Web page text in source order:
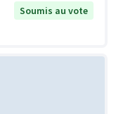
Soumis au vote